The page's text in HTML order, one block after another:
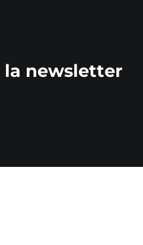
la newsletter